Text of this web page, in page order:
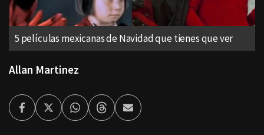
5 películas mexicanas de Navidad que tienes que ver
Allan Martinez
FacebookTwitterWhatsappThreadsEnviar
por